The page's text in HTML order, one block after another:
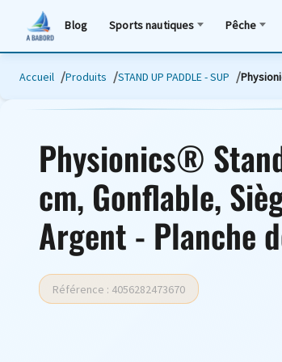
Blog Sports nautiques Pêche
Accueil Produits STAND UP PADDLE - SUP
Physionics®
cm, Gonflable,
Argent - Planche
Référence : 4056282473670